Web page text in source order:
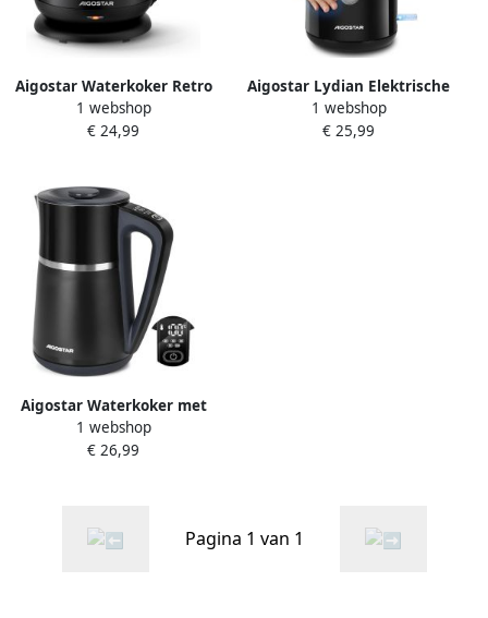
Aigostar Waterkoker Retro
BPA Vrij 1 7 Liter Elektrische
Waterkoker BPA-vrij Anti
1 webshop
€ 24,99
Aigostar Lydian Elektrische
Waterkoker -Retro 1 7 Liter
Dubbelwandig Cool-touch
1 webshop
€ 25,99
Aigostar Waterkoker met
Temperatuurregeling 1.7L
Instelbare Waterkoker
2200W Zwart
1 webshop
€ 26,99
Pagina 1 van 1